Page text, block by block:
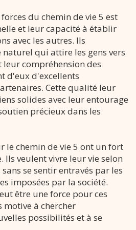
du chemin de vie 5 est
et leur capacité à établir
avec les autres. Ils
qui attire les gens vers
compréhension des
d'eux d'excellents
Cette qualité leur
solides avec leur entourage
précieux dans les
le chemin de vie 5 ont un fort
Ils veulent vivre leur vie selon
se sentir entravés par les
imposées par la société.
être une force pour ces
motive à chercher
possibilités et à se